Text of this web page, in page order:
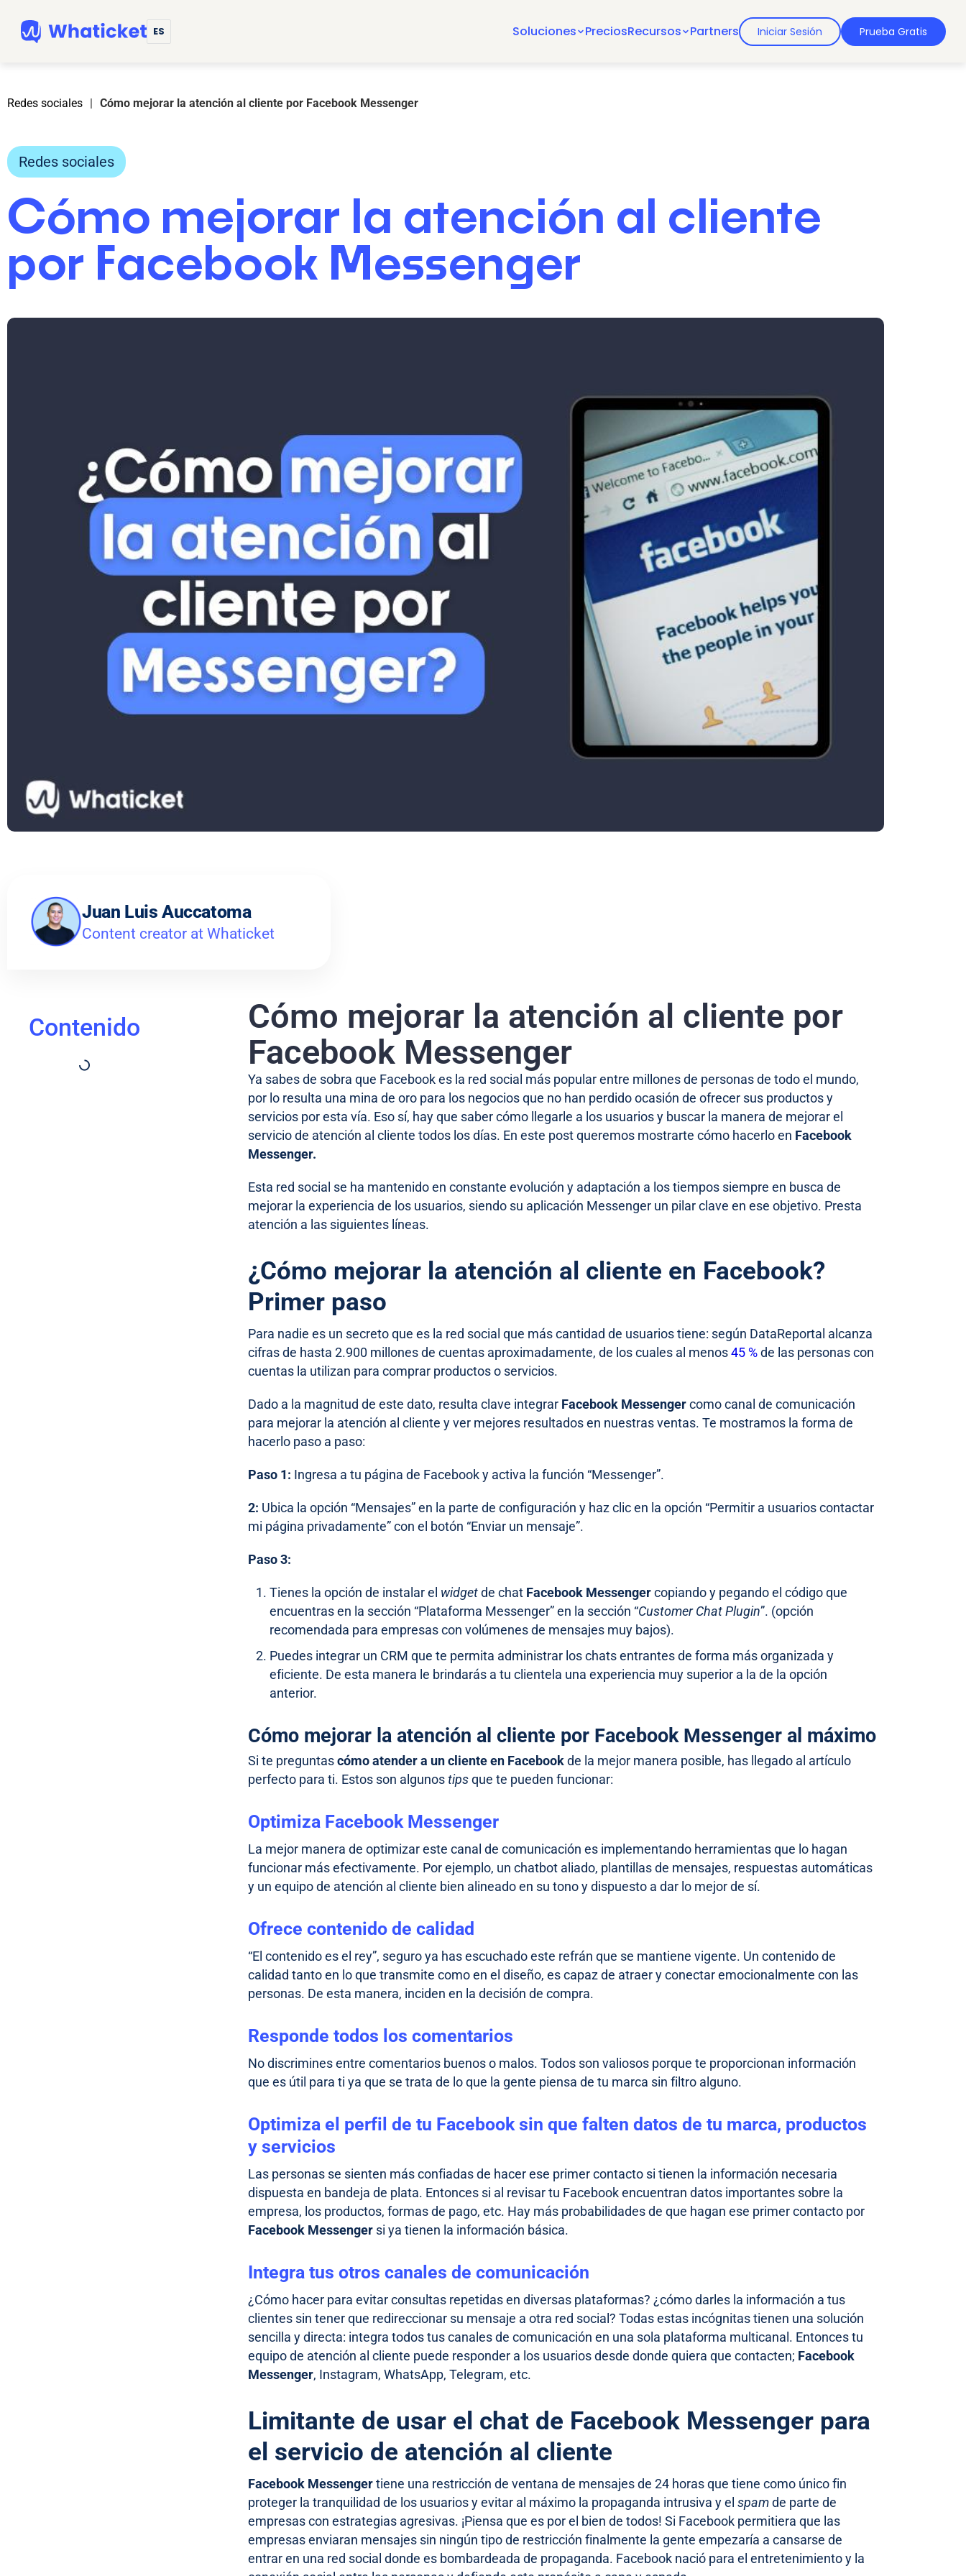
ES Soluciones PreciosRecursos Partners Iniciar Sesión Prueba Gratis
Redes sociales | Cómo mejorar la atención al cliente por Facebook Messenger
Redes sociales
Cómo mejorar la atención al cliente
por Facebook Messenger
Juan Luis Auccatoma
Content creator at Whaticket
Contenido
Cómo mejorar la atención al cliente por
Facebook Messenger
Ya sabes de sobra que Facebook es la red social más popular entre millones de personas de todo el mundo,
por lo resulta una mina de oro para los negocios que no han perdido ocasión de ofrecer sus productos y
servicios por esta vía. Eso sí, hay que saber cómo llegarle a los usuarios y buscar la manera de mejorar el
servicio de atención al cliente todos los días. En este post queremos mostrarte cómo hacerlo en Facebook
Messenger.
Esta red social se ha mantenido en constante evolución y adaptación a los tiempos siempre en busca de
mejorar la experiencia de los usuarios, siendo su aplicación Messenger un pilar clave en ese objetivo. Presta
atención a las siguientes líneas.
¿Cómo mejorar la atención al cliente en Facebook?
Primer paso
Para nadie es un secreto que es la red social que más cantidad de usuarios tiene: según DataReportal alcanza
cifras de hasta 2.900 millones de cuentas aproximadamente, de los cuales al menos45 %de las personas con
cuentas la utilizan para comprar productos o servicios.
Dado a la magnitud de este dato, resulta clave integrar Facebook Messengercomo canal de comunicación
para mejorar la atención al cliente y ver mejores resultados en nuestras ventas. Te mostramos la forma de
hacerlo paso a paso:
Paso 1: Ingresa a tu página de Facebook y activa la función “Messenger”.
2: Ubica la opción “Mensajes” en la parte de configuración y haz clic en la opción “Permitir a usuarios contactar
mi página privadamente” con el botón “Enviar un mensaje”.
Paso 3:
Tienes la opción de instalar el widgetde chat Facebook Messengercopiando y pegando el código que
encuentras en la sección “Plataforma Messenger” en la sección “Customer Chat Plugin”. (opción
recomendada para empresas con volúmenes de mensajes muy bajos).
Puedes integrar un CRM que te permita administrar los chats entrantes de forma más organizada y
eficiente. De esta manera le brindarás a tu clientela una experiencia muy superior a la de la opción
anterior.
Cómo mejorar la atención al cliente por Facebook Messenger al máximo
Si te preguntascómo atender a un cliente en Facebookde la mejor manera posible, has llegado al artículo
perfecto para ti. Estos son algunostipsque te pueden funcionar:
Optimiza Facebook Messenger
La mejor manera de optimizar este canal de comunicación es implementando herramientas que lo hagan
funcionar más efectivamente. Por ejemplo, un chatbot aliado, plantillas de mensajes, respuestas automáticas
y un equipo de atención al cliente bien alineado en su tono y dispuesto a dar lo mejor de sí.
Ofrece contenido de calidad
“El contenido es el rey”, seguro ya has escuchado este refrán que se mantiene vigente. Un contenido de
calidad tanto en lo que transmite como en el diseño, es capaz de atraer y conectar emocionalmente con las
personas. De esta manera, inciden en la decisión de compra.
Responde todos los comentarios
No discrimines entre comentarios buenos o malos. Todos son valiosos porque te proporcionan información
que es útil para ti ya que se trata de lo que la gente piensa de tu marca sin filtro alguno.
Optimiza el perfil de tu Facebook sin que falten datos de tu marca, productos
y servicios
Las personas se sienten más confiadas de hacer ese primer contacto si tienen la información necesaria
dispuesta en bandeja de plata. Entonces si al revisar tu Facebook encuentran datos importantes sobre la
empresa, los productos, formas de pago, etc. Hay más probabilidades de que hagan ese primer contacto por
Facebook Messenger si ya tienen la información básica.
Integra tus otros canales de comunicación
¿Cómo hacer para evitar consultas repetidas en diversas plataformas? ¿cómo darles la información a tus
clientes sin tener que redireccionar su mensaje a otra red social? Todas estas incógnitas tienen una solución
sencilla y directa: integra todos tus canales de comunicación en una sola plataforma multicanal. Entonces tu
equipo de atención al cliente puede responder a los usuarios desde donde quiera que contacten; Facebook
Messenger, Instagram, WhatsApp, Telegram, etc.
Limitante de usar el chat de Facebook Messenger para
el servicio de atención al cliente
Facebook Messengertiene una restricción de ventana de mensajes de 24 horas que tiene como único fin
proteger la tranquilidad de los usuarios y evitar al máximo la propaganda intrusiva y elspamde parte de
empresas con estrategias agresivas. ¡Piensa que es por el bien de todos! Si Facebook permitiera que las
empresas enviaran mensajes sin ningún tipo de restricción finalmente la gente empezaría a cansarse de
entrar en una red social donde es bombardeada de propaganda. Facebook nació para el entretenimiento y la